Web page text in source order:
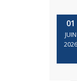
01
JUIN
2026